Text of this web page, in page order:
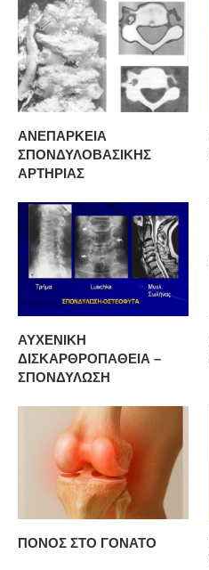
ΑΝΕΠΑΡΚΕΙΑ
ΣΠΟΝΔΥΛΟΒΑΣΙΚΗΣ
ΑΡΤΗΡΙΑΣ
ΑΥΧΕΝΙΚΗ
ΔΙΣΚΑΡΘΡΟΠΑΘΕΙΑ –
ΣΠΟΝΔΥΛΩΣΗ
ΠΟΝΟΣ ΣΤΟ ΓΟΝΑΤΟ